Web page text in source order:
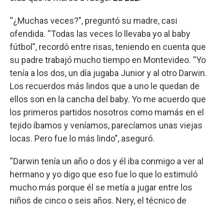
“¿Muchas veces?”, preguntó su madre, casi
ofendida. “Todas las veces lo llevaba yo al baby
fútbol”, recordó entre risas, teniendo en cuenta que
su padre trabajó mucho tiempo en Montevideo. “Yo
tenía a los dos, un día jugaba Junior y al otro Darwin.
Los recuerdos más lindos que a uno le quedan de
ellos son en la cancha del baby. Yo me acuerdo que
los primeros partidos nosotros como mamás en el
tejido íbamos y veníamos, parecíamos unas viejas
locas. Pero fue lo más lindo”, aseguró.
“Darwin tenía un año o dos y él iba conmigo a ver al
hermano y yo digo que eso fue lo que lo estimuló
mucho más porque él se metía a jugar entre los
niños de cinco o seis años. Nery, el técnico de